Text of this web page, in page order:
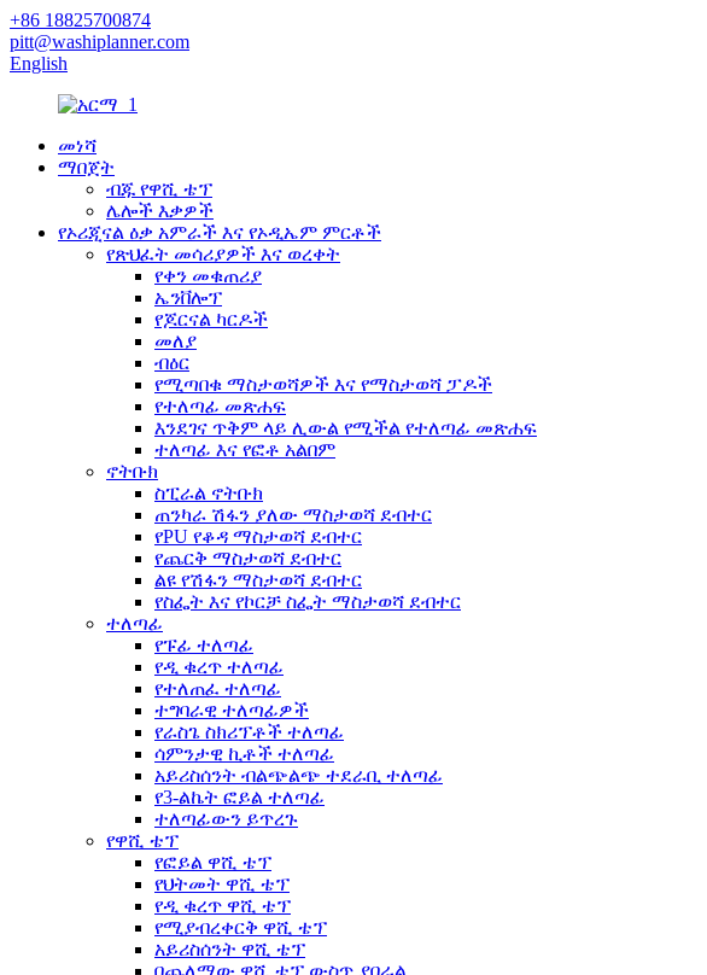
+86 18825700874
pitt@washiplanner.com
English
መነሻ
ማበጀት
ብጁ የዋሺ ቴፕ
ሌሎች እቃዎች
የኦሪጂናል ዕቃ አምራች እና የኦዲኤም ምርቶች
የጽህፈት መሳሪያዎች እና ወረቀት
የቀን መቁጠሪያ
ኤንቨሎፕ
የጆርናል ካርዶች
መለያ
ብዕር
የሚጣበቁ ማስታወሻዎች እና የማስታወሻ ፓዶች
የተለጣፊ መጽሐፍ
እንደገና ጥቅም ላይ ሊውል የሚችል የተለጣፊ መጽሐፍ
ተለጣፊ እና የፎቶ አልበም
ኖትቡክ
ስፒራል ኖትቡክ
ጠንካራ ሽፋን ያለው ማስታወሻ ደብተር
የPU የቆዳ ማስታወሻ ደብተር
የጨርቅ ማስታወሻ ደብተር
ልዩ የሽፋን ማስታወሻ ደብተር
የስፌት እና የኮርቻ ስፌት ማስታወሻ ደብተር
ተለጣፊ
የፑፊ ተለጣፊ
የዲ ቁረጥ ተለጣፊ
የተለጠፈ ተለጣፊ
ተግባራዊ ተለጣፊዎች
የራስጌ ስክሪፕቶች ተለጣፊ
ሳምንታዊ ኪቶች ተለጣፊ
አይሪስሰንት ብልጭልጭ ተደራቢ ተለጣፊ
የ3-ልኬት ፎይል ተለጣፊ
ተለጣፊውን ይጥረጉ
የዋሺ ቴፕ
የፎይል ዋሺ ቴፕ
የህትመት ዋሺ ቴፕ
የዲ ቁረጥ ዋሺ ቴፕ
የሚያብረቀርቅ ዋሺ ቴፕ
አይሪስሰንት ዋሺ ቴፕ
በጨለማው ዋሺ ቴፕ ውስጥ ያበራል